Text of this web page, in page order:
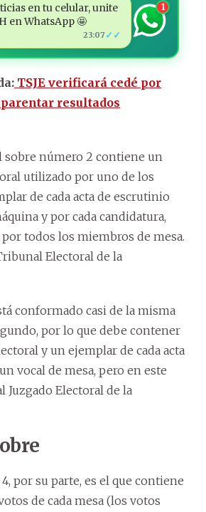
en tu celular, unite
en WhatsApp 🤩
23:07 ✓✓
1
TSJE verificará cedé por
resultados
sobre número 2 contiene un
utilizado por uno de los
de cada acta de escrutinio
y por cada candidatura,
todos los miembros de mesa.
Electoral de la
conformado casi de la misma
por lo que debe contener
y un ejemplar de cada acta
vocal de mesa, pero en este
Juzgado Electoral de la
por su parte, es el que contiene
de cada mesa (los votos